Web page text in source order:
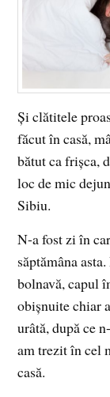
Și clătitele
făcut în casă,
bătut ca frișca,
loc de mic
Sibiu.
N-a fost zi în
săptămâna
bolnavă, capul
obișnuite chiar
urâtă, după ce
am trezit în cel
casă.